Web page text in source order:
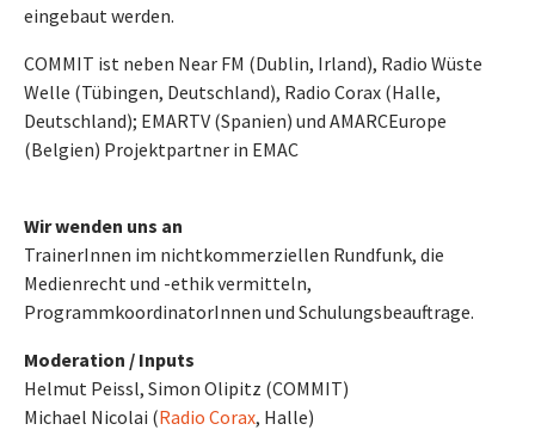
eingebaut werden.
COMMIT ist neben Near FM (Dublin, Irland), Radio Wüste
Welle (Tübingen, Deutschland), Radio Corax (Halle,
Deutschland); EMARTV (Spanien) und AMARCEurope
(Belgien) Projektpartner in EMAC
Wir wenden uns an
TrainerInnen im nichtkommerziellen Rundfunk, die
Medienrecht und -ethik vermitteln,
ProgrammkoordinatorInnen und Schulungsbeauftrage.
Moderation / Inputs
Helmut Peissl, Simon Olipitz (COMMIT)
Michael Nicolai (Radio Corax, Halle)